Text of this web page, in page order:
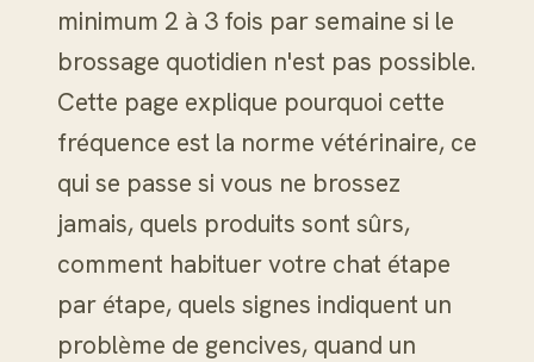
minimum 2 à 3 fois par semaine si le
brossage quotidien n'est pas possible.
Cette page explique pourquoi cette
fréquence est la norme vétérinaire, ce
qui se passe si vous ne brossez
jamais, quels produits sont sûrs,
comment habituer votre chat étape
par étape, quels signes indiquent un
problème de gencives, quand un